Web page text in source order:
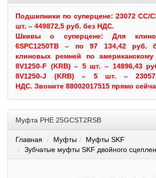
Подшипники по суперцене: 23072 CC/
шт. – 449872,5 руб. без НДС.
Шкивыо суперцене:Для
6SPC1250TB – по 97 134,42 руб.
клиновых ремней по американскому
8V1250-F (KRB) – 5 шт. – 14896,43
8V1250-J (KRB) – 5 шт. –
НДС. Звоните 88002017515 прямо
Муфта PHE 25GCST2RSB
Главная Муфты
Муфты SKF
Зубчатые муфты SKF двойного